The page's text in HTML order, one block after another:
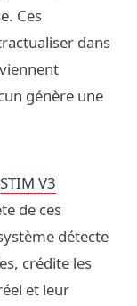
Ces
dans
génère une
STIM V3
de ces
détecte
crédite les
et leur